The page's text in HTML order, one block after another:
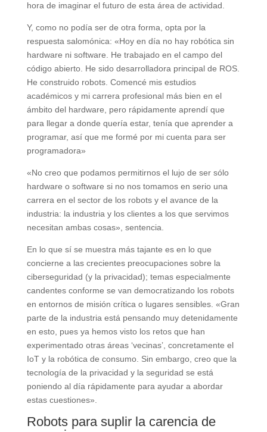
hora de imaginar el futuro de esta área de actividad.
Y, como no podía ser de otra forma, opta por la
respuesta salomónica: «Hoy en día no hay robótica sin
hardware ni software. He trabajado en el campo del
código abierto. He sido desarrolladora principal de ROS.
He construido robots. Comencé mis estudios
académicos y mi carrera profesional más bien en el
ámbito del hardware, pero rápidamente aprendí que
para llegar a donde quería estar, tenía que aprender a
programar, así que me formé por mi cuenta para ser
programadora»
«No creo que podamos permitirnos el lujo de ser sólo
hardware o software si no nos tomamos en serio una
carrera en el sector de los robots y el avance de la
industria: la industria y los clientes a los que servimos
necesitan ambas cosas», sentencia.
En lo que sí se muestra más tajante es en lo que
concierne a las crecientes preocupaciones sobre la
ciberseguridad (y la privacidad); temas especialmente
candentes conforme se van democratizando los robots
en entornos de misión crítica o lugares sensibles. «Gran
parte de la industria está pensando muy detenidamente
en esto, pues ya hemos visto los retos que han
experimentado otras áreas ‘vecinas’, concretamente el
IoT y la robótica de consumo. Sin embargo, creo que la
tecnología de la privacidad y la seguridad se está
poniendo al día rápidamente para ayudar a abordar
estas cuestiones».
Robots para suplir la carencia de